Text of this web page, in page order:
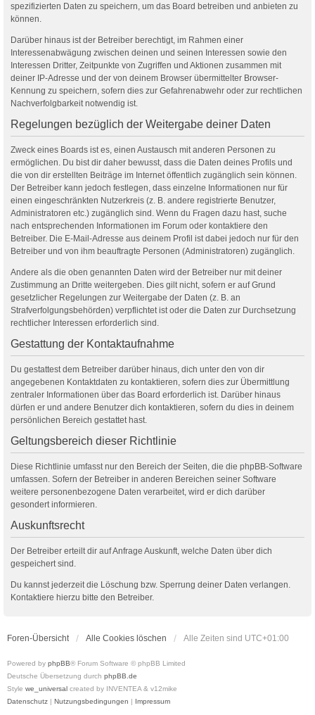
spezifizierten Daten zu speichern, um das Board betreiben und anbieten zu
können.
Darüber hinaus ist der Betreiber berechtigt, im Rahmen einer
Interessenabwägung zwischen deinen und seinen Interessen sowie den
Interessen Dritter, Zeitpunkte von Zugriffen und Aktionen zusammen mit
deiner IP-Adresse und der von deinem Browser übermittelter Browser-
Kennung zu speichern, sofern dies zur Gefahrenabwehr oder zur rechtlichen
Nachverfolgbarkeit notwendig ist.
Regelungen bezüglich der Weitergabe deiner Daten
Zweck eines Boards ist es, einen Austausch mit anderen Personen zu
ermöglichen. Du bist dir daher bewusst, dass die Daten deines Profils und
die von dir erstellten Beiträge im Internet öffentlich zugänglich sein können.
Der Betreiber kann jedoch festlegen, dass einzelne Informationen nur für
einen eingeschränkten Nutzerkreis (z. B. andere registrierte Benutzer,
Administratoren etc.) zugänglich sind. Wenn du Fragen dazu hast, suche
nach entsprechenden Informationen im Forum oder kontaktiere den
Betreiber. Die E-Mail-Adresse aus deinem Profil ist dabei jedoch nur für den
Betreiber und von ihm beauftragte Personen (Administratoren) zugänglich.
Andere als die oben genannten Daten wird der Betreiber nur mit deiner
Zustimmung an Dritte weitergeben. Dies gilt nicht, sofern er auf Grund
gesetzlicher Regelungen zur Weitergabe der Daten (z. B. an
Strafverfolgungsbehörden) verpflichtet ist oder die Daten zur Durchsetzung
rechtlicher Interessen erforderlich sind.
Gestattung der Kontaktaufnahme
Du gestattest dem Betreiber darüber hinaus, dich unter den von dir
angegebenen Kontaktdaten zu kontaktieren, sofern dies zur Übermittlung
zentraler Informationen über das Board erforderlich ist. Darüber hinaus
dürfen er und andere Benutzer dich kontaktieren, sofern du dies in deinem
persönlichen Bereich gestattet hast.
Geltungsbereich dieser Richtlinie
Diese Richtlinie umfasst nur den Bereich der Seiten, die die phpBB-Software
umfassen. Sofern der Betreiber in anderen Bereichen seiner Software
weitere personenbezogene Daten verarbeitet, wird er dich darüber
gesondert informieren.
Auskunftsrecht
Der Betreiber erteilt dir auf Anfrage Auskunft, welche Daten über dich
gespeichert sind.
Du kannst jederzeit die Löschung bzw. Sperrung deiner Daten verlangen.
Kontaktiere hierzu bitte den Betreiber.
Foren-Übersicht Alle Cookies löschen Alle Zeiten sind UTC+01:00
Powered by phpBB® Forum Software © phpBB Limited
Deutsche Übersetzung durch phpBB.de
Style we_universal created by INVENTEA & v12mike
Datenschutz | Nutzungsbedingungen | Impressum